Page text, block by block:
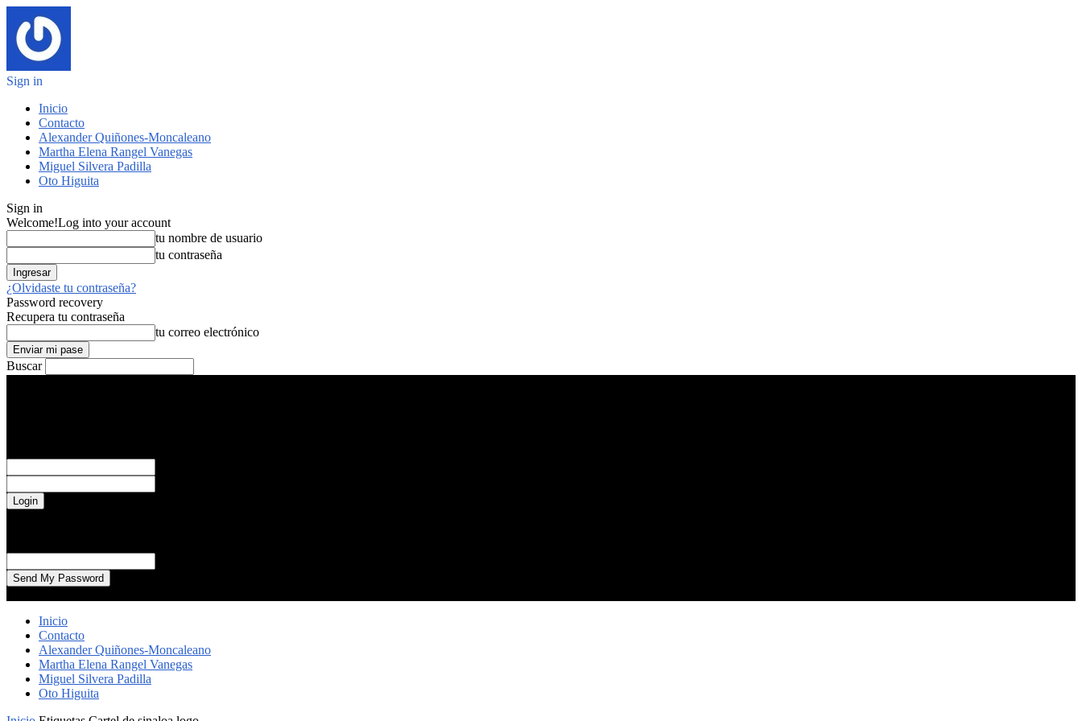
Sign in
Inicio
Contacto
Alexander Quiñones-Moncaleano
Martha Elena Rangel Vanegas
Miguel Silvera Padilla
Oto Higuita
Sign in
Welcome!Log into your account
tu nombre de usuario
tu contraseña
¿Olvidaste tu contraseña?
Password recovery
Recupera tu contraseña
tu correo electrónico
Buscar
Inicio
Contacto
Alexander Quiñones-Moncaleano
Martha Elena Rangel Vanegas
Miguel Silvera Padilla
Oto Higuita